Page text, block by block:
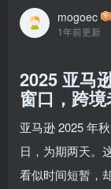
mogoec
1年前更新
2025 亚马
窗口，跨
亚马逊 2025 年
日，为期两天。
看似时间短暂，